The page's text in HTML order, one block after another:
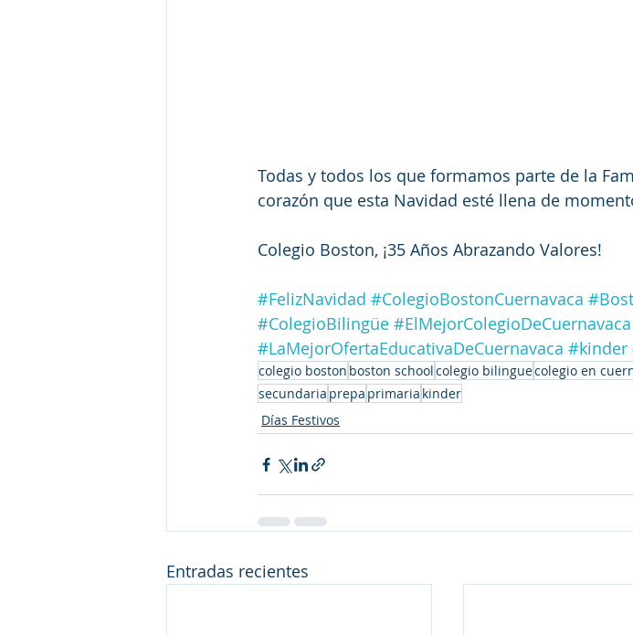
Todas y todos los que formamos parte de la
corazón que esta Navidad esté llena de
Colegio Boston, ¡35 Años Abrazando Valores!
#FelizNavidad #ColegioBostonCuernavaca
#ColegioBilingüe #ElMejorColegioDeCuernavaca
#LaMejorOfertaEducativaDeCuernavaca #kinder
colegio boston boston schoolcolegio bilinguecolegio en
secundaria prepa primaria kinder
Días Festivos
Entradas recientes